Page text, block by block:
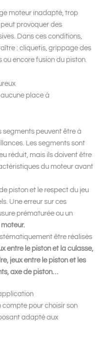
moteur inadapté, trop
provoquer des
Dans ces conditions,
: cliquetis, grippage des
encore fusion du piston.
place à
segments peuvent être à
Les segments sont
réduit, mais ils doivent être
du moteur avant
piston et le respect du jeu
Une erreur sur ces
prématurée ou un
être réalisés
entre le piston et la culasse,
jeux entre le piston et les
axe de piston…
compte pour choisir son
adapté aux